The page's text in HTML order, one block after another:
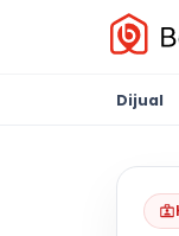
Dijual